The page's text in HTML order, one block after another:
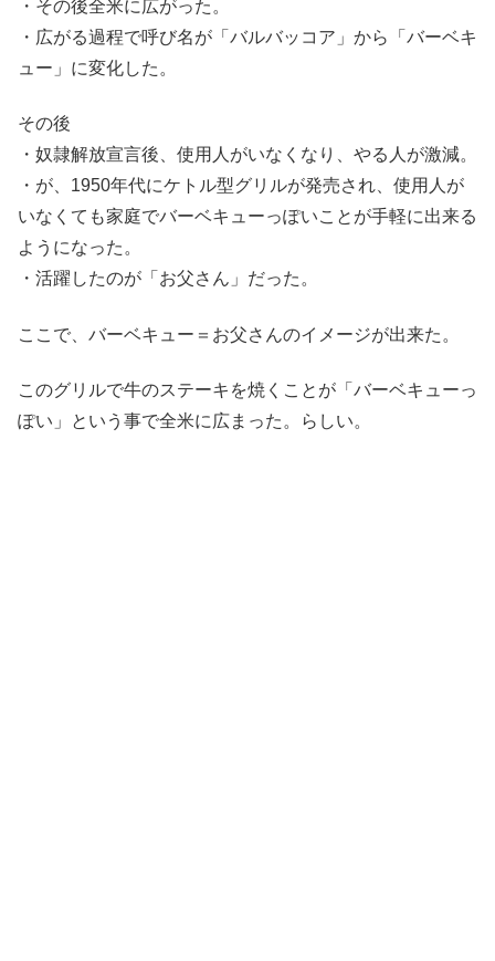
・その後全米に広がった。
・広がる過程で呼び名が「バルバッコア」から「バーベキ
ュー」に変化した。
その後
・奴隷解放宣言後、使用人がいなくなり、やる人が激減。
・が、1950年代にケトル型グリルが発売され、使用人が
いなくても家庭でバーベキューっぽいことが手軽に出来る
ようになった。
・活躍したのが「お父さん」だった。
ここで、バーベキュー＝お父さんのイメージが出来た。
このグリルで牛のステーキを焼くことが「バーベキューっ
ぽい」という事で全米に広まった。らしい。